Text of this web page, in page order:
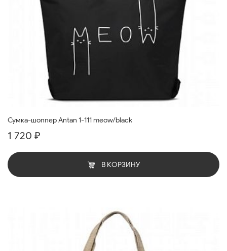
Сумка-шоппер Antan 1-111 meow/black
1 720 ₽
В КОРЗИНУ